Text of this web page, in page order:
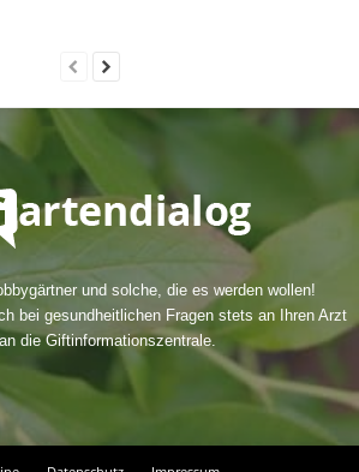
und solche, die es werden wollen!
bei gesundheitlichen Fragen stets an Ihren Arzt
die Giftinformationszentrale.